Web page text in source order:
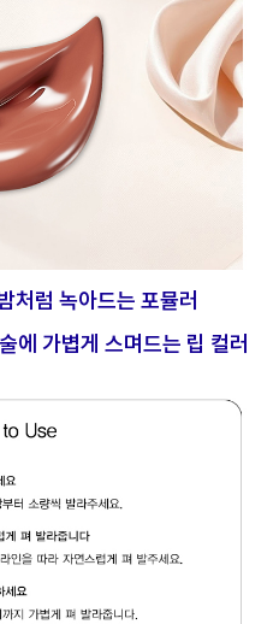
처럼 녹아드는 포뮬러
에 가볍게 스며드는 립 컬러